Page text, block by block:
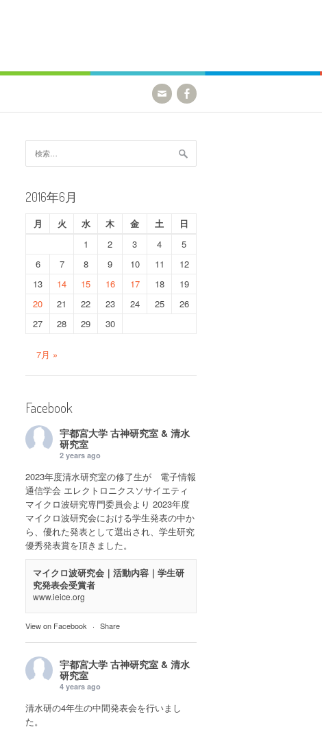
索:
2016年6月
月 火 水 木 金 土
日
1
2 3 4
5
6
7 8 9 10 11
12
13
14 15 16 17 18
19
20
21 22 23 24 25
26
27
28 29 30
7月 »
Facebook
宇都宮大学 古神研究室 & 清水
研究室
2 years ago
2023年度清水研究室の修了生が 電子情報
通信学会 エレクトロニクスソサイエティ
マイクロ波研究専門委員会より 2023年度
マイクロ波研究会における学生発表の中か
ら、優れた発表として選出され、学生研究
優秀発表賞を頂きました。
マイクロ波研究会｜活動内容｜学生研
究発表会受賞者
www.ieice.org
View on Facebook · Share
宇都宮大学 古神研究室 & 清水
研究室
4 years ago
清水研の4年生の中間発表会を行いまし
た。